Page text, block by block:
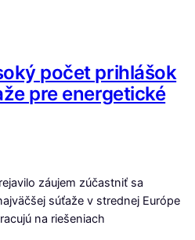
počet prihlášok
pre energetické
záujem zúčastniť sa
súťaže v strednej Európe
na riešeniach